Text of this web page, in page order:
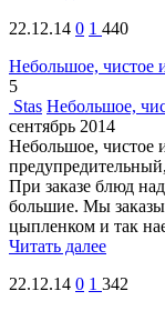
22.12.14 0 1 440
Небольшое, чистое
5
Stas Небольшое,
сентябрь 2014
Небольшое, чистое
При заказе блюд
большие. Мы
цыпленком и так
Читать далее
22.12.14 0 1 342